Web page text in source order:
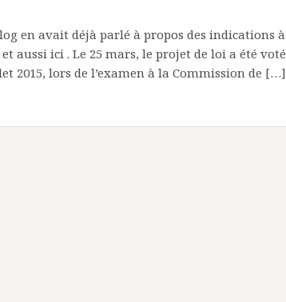
en avait déjà parlé à propos des indications à
aussi ici . Le 25 mars, le projet de loi a été voté
2015, lors de l’examen à la Commission de […]